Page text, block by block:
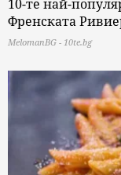
10-те най-
Френската
MelomanBG - 10te.bg